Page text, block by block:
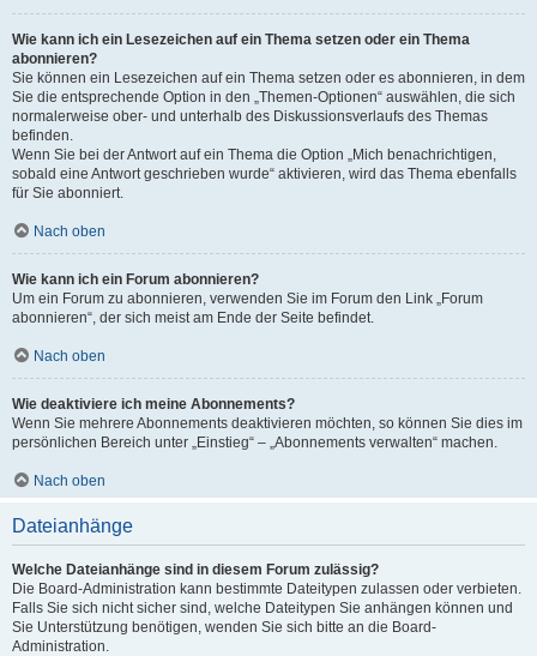
Wie kann ich ein Lesezeichen auf ein Thema setzen oder ein Thema
abonnieren?
Sie können ein Lesezeichen auf ein Thema setzen oder es abonnieren, in dem
Sie die entsprechende Option in den „Themen-Optionen“ auswählen, die sich
normalerweise ober- und unterhalb des Diskussionsverlaufs des Themas
befinden.
Wenn Sie bei der Antwort auf ein Thema die Option „Mich benachrichtigen,
sobald eine Antwort geschrieben wurde“ aktivieren, wird das Thema ebenfalls
für Sie abonniert.
Nach oben
Wie kann ich ein Forum abonnieren?
Um ein Forum zu abonnieren, verwenden Sie im Forum den Link „Forum
abonnieren“, der sich meist am Ende der Seite befindet.
Nach oben
Wie deaktiviere ich meine Abonnements?
Wenn Sie mehrere Abonnements deaktivieren möchten, so können Sie dies im
persönlichen Bereich unter „Einstieg“ – „Abonnements verwalten“ machen.
Nach oben
Dateianhänge
Welche Dateianhänge sind in diesem Forum zulässig?
Die Board-Administration kann bestimmte Dateitypen zulassen oder verbieten.
Falls Sie sich nicht sicher sind, welche Dateitypen Sie anhängen können und
Sie Unterstützung benötigen, wenden Sie sich bitte an die Board-
Administration.